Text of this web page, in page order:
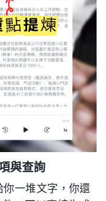
與查詢
一堆文字，你還